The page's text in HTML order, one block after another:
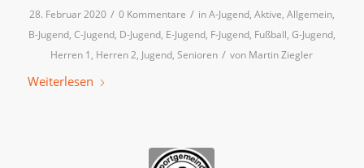
28. Februar 2020 / 0 Kommentare / inA-Jugend, Aktive, Allgemein,
B-Jugend, C-Jugend, D-Jugend, E-Jugend, F-Jugend, Fußball, G-Jugend,
Herren 1 , Herren 2, Jugend,Senioren / von Martin Ziegler
Weiterlesen